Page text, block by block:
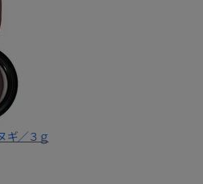
ギ／３ｇ